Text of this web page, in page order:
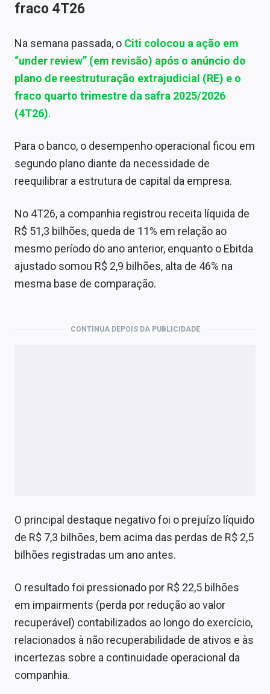
fraco 4T26
Na semana passada, o Citi colocou a ação em
“under review” (em revisão) após o anúncio do
plano de reestruturação extrajudicial (RE) e o
fraco quarto trimestre da safra 2025/2026
(4T26).
Para o banco, o desempenho operacional ficou em
segundo plano diante da necessidade de
reequilibrar a estrutura de capital da empresa.
No 4T26, a companhia registrou receita líquida de
R$ 51,3 bilhões, queda de 11% em relação ao
mesmo período do ano anterior, enquanto o Ebitda
ajustado somou R$ 2,9 bilhões, alta de 46% na
mesma base de comparação.
CONTINUA DEPOIS DA PUBLICIDADE
O principal destaque negativo foi o prejuízo líquido
de R$ 7,3 bilhões, bem acima das perdas de R$ 2,5
bilhões registradas um ano antes.
O resultado foi pressionado por R$ 22,5 bilhões
em impairments (perda por redução ao valor
recuperável) contabilizados ao longo do exercício,
relacionados à não recuperabilidade de ativos e às
incertezas sobre a continuidade operacional da
companhia.